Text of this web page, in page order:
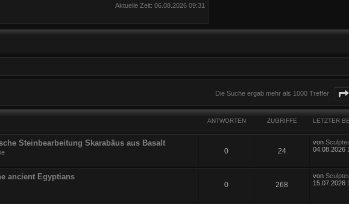
Aktuelle Zeit: 06.08.2026 09:31
Die Suche ergab mehr als 1000 Treffer
ANTWORTEN ZUGRIFFE LETZTER
Steinbearbeitung Skarabäus aus Basalt
0 24
von
04.08.2026
ancient Egyptians
0 268
von
15.07.2026